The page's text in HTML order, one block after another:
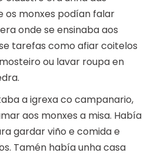
os monxes podían falar
onde se ensinaba aos
tarefas como afiar coitelos
ou lavar roupa en
a igrexa co campanario,
aos monxes a misa. Había
gardar viño e comida e
Tamén había unha casa